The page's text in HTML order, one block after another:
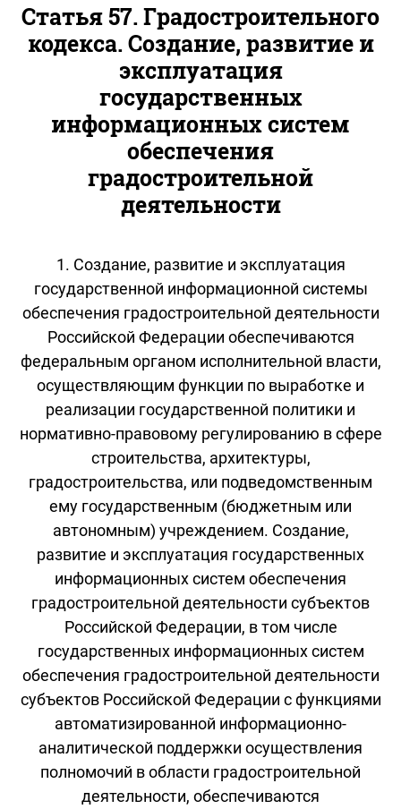
Статья 57. Градостроительного
кодекса. Создание, развитие и
эксплуатация
государственных
информационных систем
обеспечения
градостроительной
деятельности
1. Создание, развитие и эксплуатация
государственной информационной системы
обеспечения градостроительной деятельности
Российской Федерации обеспечиваются
федеральным органом исполнительной власти,
осуществляющим функции по выработке и
реализации государственной политики и
нормативно-правовому регулированию в сфере
строительства, архитектуры,
градостроительства, или подведомственным
ему государственным (бюджетным или
автономным) учреждением. Создание,
развитие и эксплуатация государственных
информационных систем обеспечения
градостроительной деятельности субъектов
Российской Федерации, в том числе
государственных информационных систем
обеспечения градостроительной деятельности
субъектов Российской Федерации с функциями
автоматизированной информационно-
аналитической поддержки осуществления
полномочий в области градостроительной
деятельности, обеспечиваются